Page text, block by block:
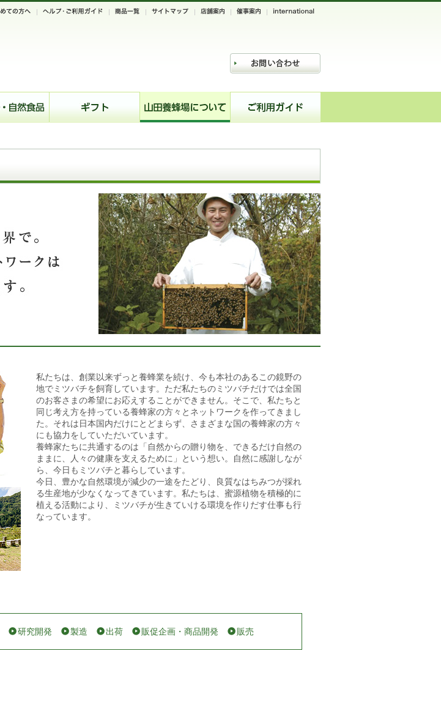
私たちは、創業以来ずっと養蜂業を続け、今も本社のあるこの鏡野の
地でミツバチを飼育しています。ただ私たちのミツバチだけでは全国
のお客さまの希望にお応えすることができません。そこで、私たちと
同じ考え方を持っている養蜂家の方々とネットワークを作ってきまし
た。それは日本国内だけにとどまらず、さまざまな国の養蜂家の方々
にも協力をしていただいています。
養蜂家たちに共通するのは「自然からの贈り物を、できるだけ自然の
ままに、人々の健康を支えるために」という想い。自然に感謝しなが
ら、今日もミツバチと暮らしています。
今日、豊かな自然環境が減少の一途をたどり、良質なはちみつが採れ
る生産地が少なくなってきています。私たちは、蜜源植物を積極的に
植える活動により、ミツバチが生きていける環境を作りだす仕事も行
なっています。
研究開発 製造 出荷 販促企画・商品開発 販売